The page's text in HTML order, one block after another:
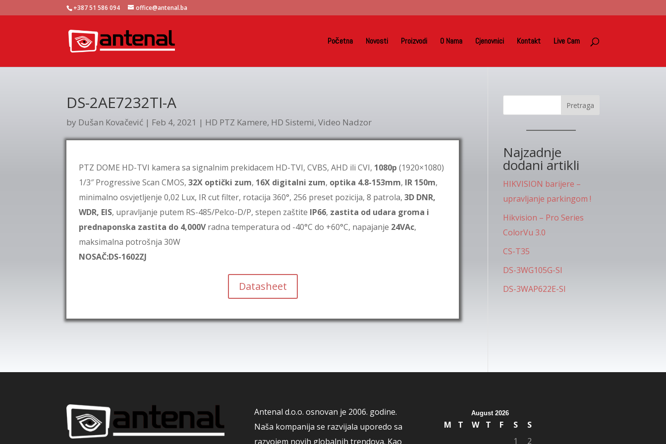
+387 51 586 094 office@antenal.ba
Početna Novosti Proizvodi O Nama Cjenovnici Kontakt Live Cam
DS-2AE7232TI-A
by Dušan Kovačević | Feb 4, 2021 | HD PTZ Kamere, HD Sistemi,Video Nadzor
PTZ DOME HD-TVI kamera sa signalnim prekidacem HD-TVI, CVBS, AHD ili CVI, 1080p (1920×1080)
1/3″ Progressive Scan CMOS,32X optički zum, 16X digitalni zum, optika 4.8-153mm, IR 150m,
minimalno osvjetljenje 0,02 Lux, IR cut filter, rotacija 360°, 256 preset pozicija, 8 patrola,3D DNR,
WDR, EIS, upravljanje putem RS-485/Pelco-D/P, stepen zaštite IP66, zastita od udara groma i
prednaponska zastita do 4,000Vradna temperatura od -40°C do +60°C, napajanje 24VAc,
maksimalna potrošnja 30W
NOSAČ:DS-1602ZJ
Datasheet
Pretraga
Najzadnje
dodani artikli
HIKVISION barijere –
upravljanje parkingom !
Hikvision – Pro Series
ColorVu 3.0
CS-T35
DS-3WG105G-SI
DS-3WAP622E-SI
Antenal d.o.o. osnovan je 2006. godine.
Naša kompanija se razvijala uporedo sa
razvojem novih globalnih trendova. Kao
August 2026
M T W T F S
S
1
2